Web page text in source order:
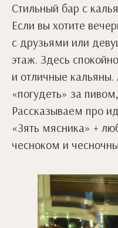
Стильный бар с
Если вы хотите
с друзьями или
этаж. Здесь
и отличные
«погудеть» за
Рассказываем про
«Зять мясника» +
чесноком и